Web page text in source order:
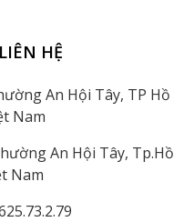
HỆ
An Hội Tây, TP Hồ
Nam
An Hội Tây, Tp.Hồ
Nam